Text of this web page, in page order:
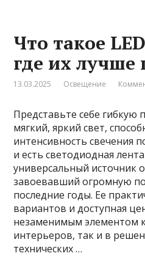
Что такое
где их лучше
13.03.2025 Освещение
Представьте себе гибкую
мягкий, яркий свет,
интенсивность свечения
и есть светодиодная
универсальный источник
завоевавший огромную
последние годы. Ее
вариантов и доступная
незаменимым элементом
интерьеров, так и в
технических …